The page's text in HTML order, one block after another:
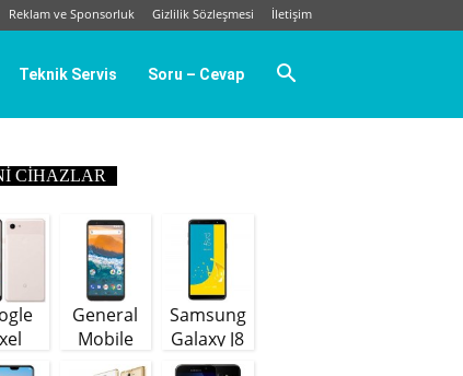
Reklam ve Sponsorluk Gizlilik Sözleşmesi İletişim
Teknik Servis Soru – Cevap
CIHAZLAR
General
Mobile
GM9 Plus
Samsung
Galaxy J8
(64 GB)